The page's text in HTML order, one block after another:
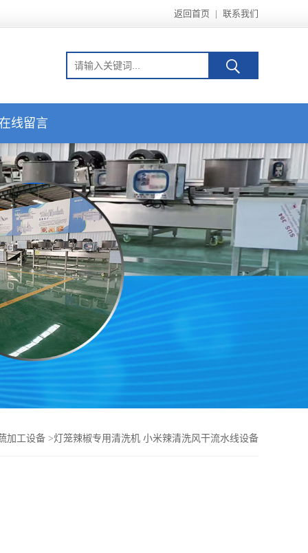
返回首页 | 联系我们
线留言
加工设备 >灯笼辣椒专用清洗机 小米辣清洗风干流水线设备